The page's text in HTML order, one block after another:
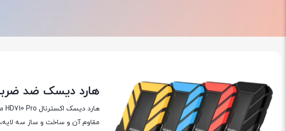
هارد دیسک ضد
هارد دیسک اکسترنال HD710 Pro محبوب و دوست‌داشتنی، اینبار
مقاوم آن و ساخت و ساز سه